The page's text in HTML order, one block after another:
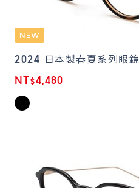
2024 日本製春夏系列眼鏡
NT$4,480